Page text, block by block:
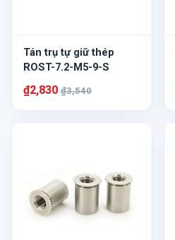
Tán trụ tự giữ thép
ROST-7.2-M5-9-S
₫2,830 ₫3,540